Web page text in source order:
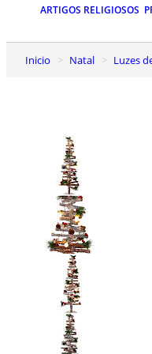
ARTIGOS RELIGIOSOS
Inicio Natal Luzes